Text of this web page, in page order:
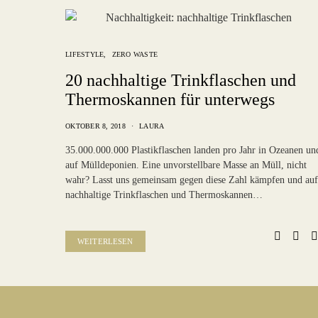
LIFESTYLE ZERO WASTE
20 nachhaltige Trinkflaschen und
Thermoskannen für unterwegs
OKTOBER 8, 2018 LAURA
35.000.000.000 Plastikflaschen landen pro Jahr in Ozeanen
auf Mülldeponien. Eine unvorstellbare Masse an Müll, nicht
wahr? Lasst uns gemeinsam gegen diese Zahl kämpfen und auf
nachhaltige Trinkflaschen und Thermoskannen…
WEITERLESEN